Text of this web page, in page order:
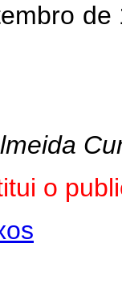
de
o